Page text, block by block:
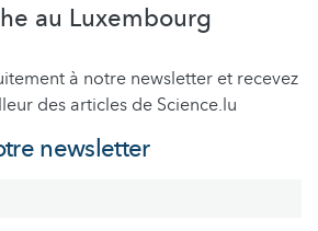
au Luxembourg
à notre newsletter et recevez
des articles de Science.lu
newsletter